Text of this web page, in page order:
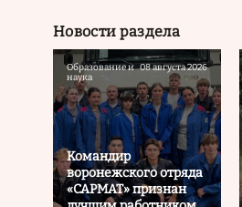
Новости раздела
Образование и
наука
08 августа 2026
Командир
воронежского отряда
«САРМАТ» признан